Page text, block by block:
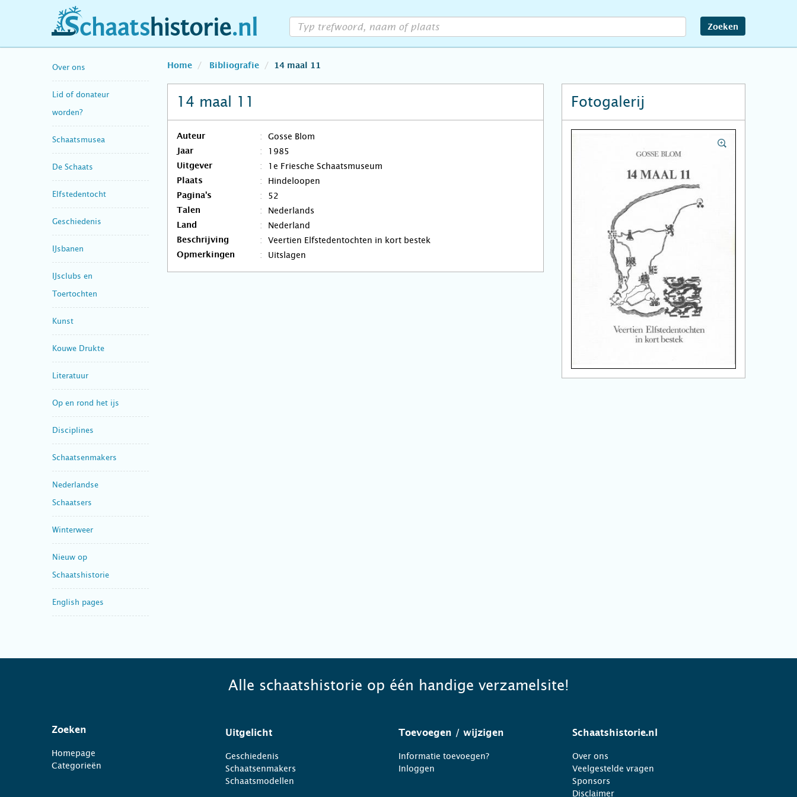
schaatshistorie.nl Zoeken
Over ons
Lid of donateur
worden?
Schaatsmusea
De Schaats
Elfstedentocht
Geschiedenis
IJsbanen
IJsclubs en
Toertochten
Kunst
Kouwe Drukte
Literatuur
Op en rond het ijs
Disciplines
Schaatsenmakers
Nederlandse
Schaatsers
Winterweer
Nieuw op
Schaatshistorie
English pages
Home Bibliografie 14 maal 11
14 maal 11
Auteur Gosse Blom
Jaar 1985
Uitgever 1e Friesche Schaatsmuseum
Plaats Hindeloopen
Pagina's 52
Talen Nederlands
Land Nederland
Beschrijving Veertien Elfstedentochten in kort bestek
Opmerkingen Uitslagen
Fotogalerij
Alle schaatshistorie op één handige verzamelsite!
Zoeken
Homepage
Categorieën
Uitgelicht
Geschiedenis
Schaatsenmakers
Schaatsmodellen
Toevoegen / wijzigen
Informatie toevoegen?
Inloggen
Schaatshistorie.nl
Over ons
Veelgestelde vragen
Sponsors
Disclaimer